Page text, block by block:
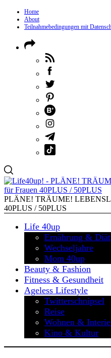
Home
About
Teilnahmebedingungen mit
PLÄNE! TRÄUME!
40PLUS / 50PLUS
Life 40up
Ernährung & Diät
Wechseljahre
Mom 40up
Beauty & Fashion
Fitness & Gesundheit
Ageless Lifestyle
Twitterschnipsel
Reise
Wohnen &
Kino & Kultur